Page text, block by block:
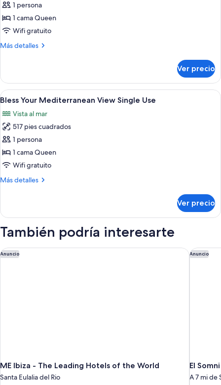
fotos
de
Bless
Your
Single
Use
1 persona
1 cama Queen
Wifi gratuito
Más detalles
Más
Your
Savage
Mind
Use
Ver precio
Abrir
todas
las
fotos
de
Bless
Your
View
Un dormitorio moderno con una
6
Bless Your Mediterranean View Single Use
Vista al mar
517 pies cuadrados
1 persona
1 cama Queen
Wifi gratuito
Más detalles
Más
Your
View
Use
Ver precio
También podría interesarte
Anuncio
ME Ibiza - The Leading Hotels of the World
Santa Eulalia del Rio
ME Ibiza - The Leading Hotels of the World Anuncio
El
A 7 mi de
El